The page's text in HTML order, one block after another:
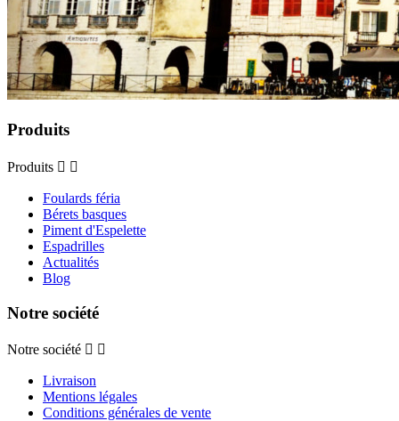
Produits
Produits  
Foulards féria
Bérets basques
Piment d'Espelette
Espadrilles
Actualités
Blog
Notre société
Notre société  
Livraison
Mentions légales
Conditions générales de vente